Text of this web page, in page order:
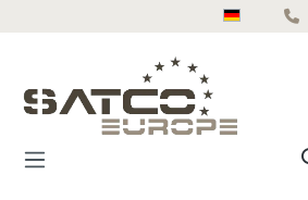
Zum Hauptinhalt springen